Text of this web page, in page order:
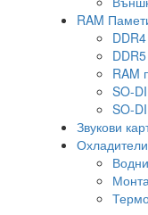
RAM
DDR4
RAM
SO-
SO-
Звукови